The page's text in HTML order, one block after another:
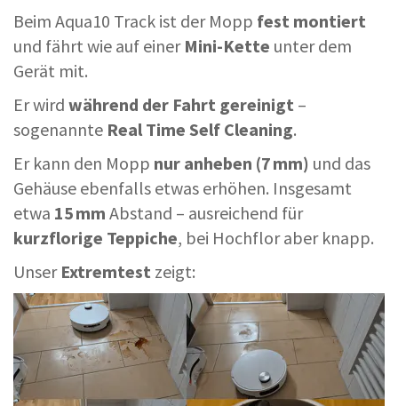
Beim Aqua10 Track ist der Mopp fest montiert
und fährt wie auf einer Mini-Kette unter dem
Gerät mit.
Er wird während der Fahrt gereinigt –
sogenannte Real Time Self Cleaning.
Er kann den Mopp nur anheben (7 mm) und das
Gehäuse ebenfalls etwas erhöhen. Insgesamt
etwa 15 mm Abstand – ausreichend für
kurzflorige Teppiche, bei Hochflor aber knapp.
Unser Extremtest zeigt: